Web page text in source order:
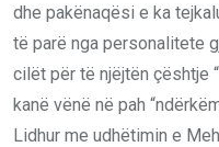
dhe pakënaqësi e ka
të parë nga personalitete
cilët për të njëjtën çështje
kanë vënë në pah
Lidhur me udhëtimin e